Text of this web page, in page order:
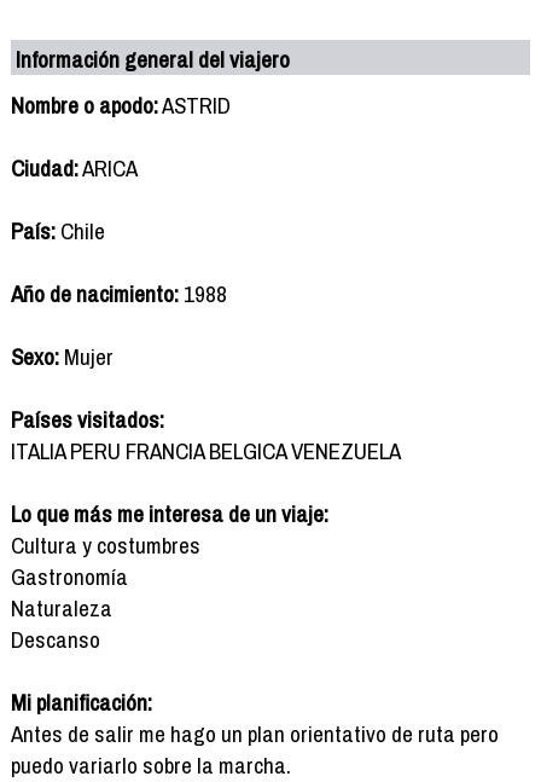
Información general del viajero
Nombre o apodo:ASTRID
Ciudad:ARICA
País:Chile
Año de nacimiento:1988
Sexo:Mujer
Países visitados:
ITALIA PERU FRANCIA BELGICA VENEZUELA
Lo que más me interesa de un viaje:
Cultura y costumbres
Gastronomía
Naturaleza
Descanso
Mi planificación:
Antes de salir me hago un plan orientativo de ruta pero
puedo variarlo sobre la marcha.